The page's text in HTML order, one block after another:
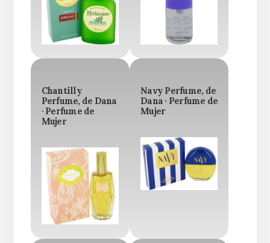
Chantilly
Perfume, de Dana
· Perfume de
Mujer
Navy Perfume, de
Dana · Perfume de
Mujer